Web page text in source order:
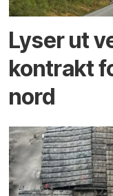
Lyser ut
kontrakt
nord